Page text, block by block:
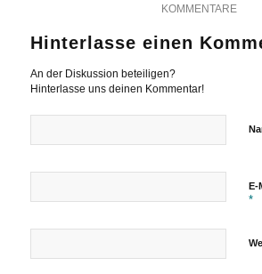
KOMMENTARE
Hinterlasse einen
An der Diskussion beteiligen?
Hinterlasse uns deinen Kommentar!
E-
*